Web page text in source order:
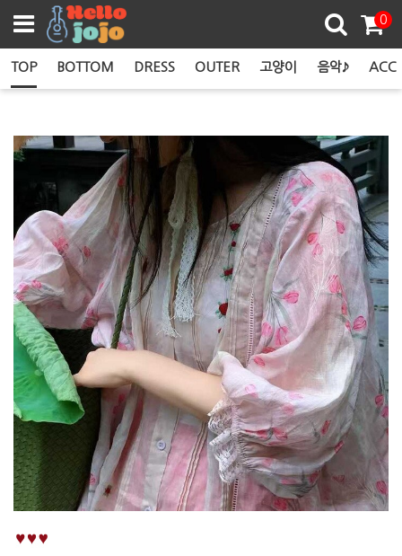
0
TOP BOTTOM DRESS OUTER 고양이 음악♪ ACC